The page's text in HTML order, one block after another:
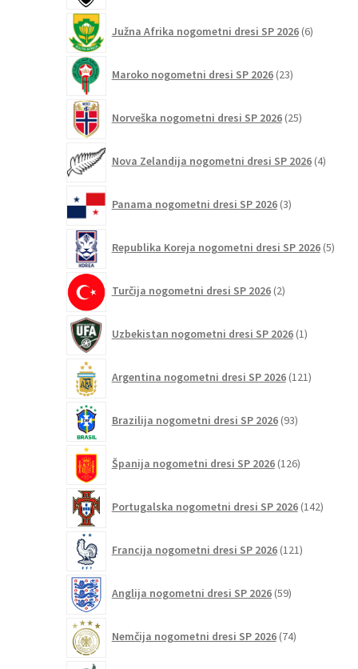
Južna Afrika nogometni dresi SP 2026 6izdelkov
Maroko nogometni dresi SP 2026 23izdelkov
Norveška nogometni dresi SP 2026 25izdelkov
Nova Zelandija nogometni dresi SP 2026 4izdelki
Panama nogometni dresi SP 2026 3izdelki
Republika Koreja nogometni dresi SP 2026 5
Turčija nogometni dresi SP 2026 2izdelka
Uzbekistan nogometni dresi SP 2026 1izdelek
Argentina nogometni dresi SP 2026 121izdelkov
Brazilija nogometni dresi SP 2026 93izdelkov
Španija nogometni dresi SP 2026 126izdelkov
Portugalska nogometni dresi SP 2026 142
Francija nogometni dresi SP 2026 121izdelkov
Anglija nogometni dresi SP 2026 59izdelkov
Nemčija nogometni dresi SP 2026 74izdelkov